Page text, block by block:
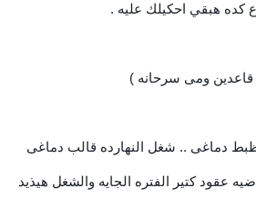
هبقي احكيلك عليه .
قاعدين ومى سرحانه )
دماغى .. شغل النهارده قالب دماغى
عقود كتير الفتره الجايه والشغل هيذيد